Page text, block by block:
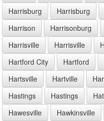
Harrisburg
Harrisburg
Harrison
Harrisonburg
Harrisville
Harrisville
Hartford City
Hartford
Hartsville
Hartville
Hastings
Hastings
Hawesville
Hawkinsville